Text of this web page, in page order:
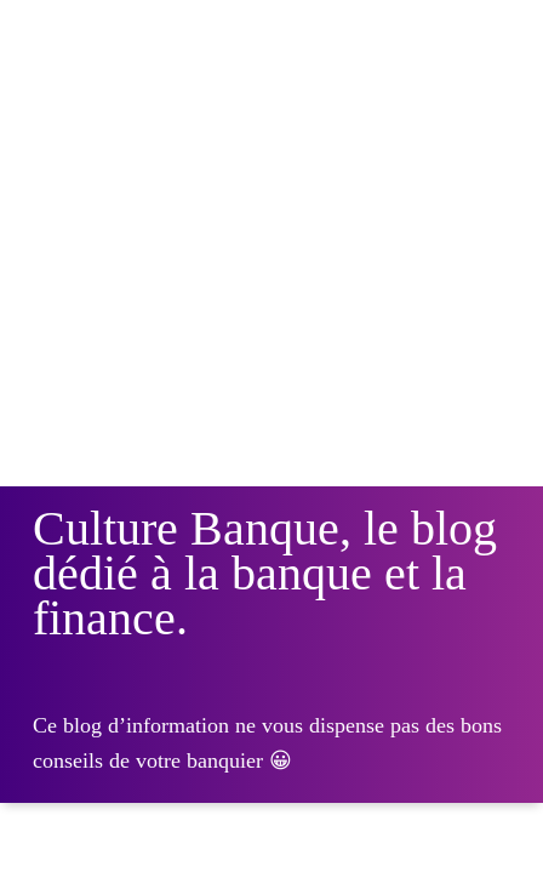
Culture Banque, le blog
dédié à la banque et la
finance.
Ce blog d’information ne vous dispense pas des bons
conseils de votre banquier 😀